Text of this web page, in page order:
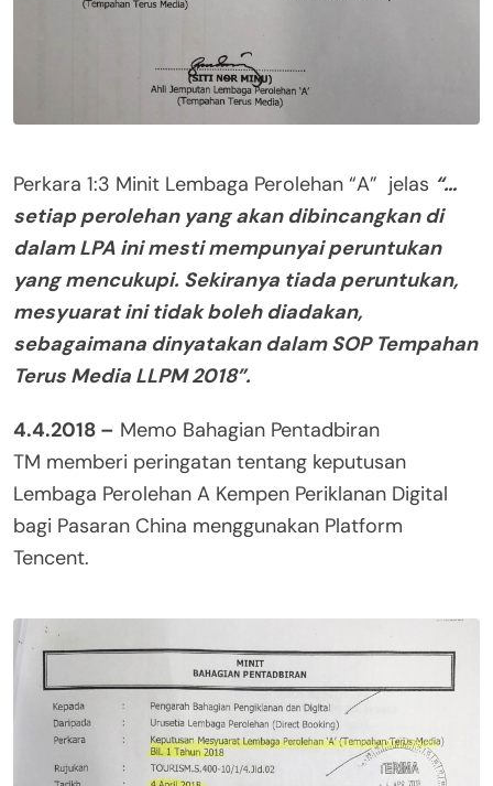
Perkara 1:3 Minit Lembaga Perolehan “A” jelas “…
setiap perolehan yang akan dibincangkan di
dalam LPA ini mesti mempunyai peruntukan
yang mencukupi. Sekiranya tiada peruntukan,
mesyuarat ini tidak boleh diadakan,
sebagaimana dinyatakan dalam SOP Tempahan
Terus Media LLPM 2018”.
4.4.2018 – Memo Bahagian Pentadbiran
TM memberi peringatan tentang keputusan
Lembaga Perolehan A Kempen Periklanan Digital
bagi Pasaran China menggunakan Platform
Tencent.